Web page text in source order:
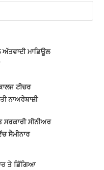
ਮਾਡਿਊਲ
ਟੀਚਰ
ਨਾਅਰੇਬਾਜ਼ੀ
ਸੀਨੀਅਰ
ਸੈਮੀਨਾਰ
ਤੇ ਡਿੱਗਿਆ